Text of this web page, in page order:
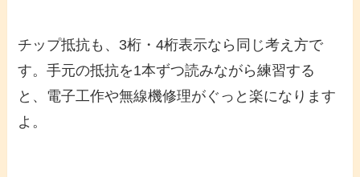
チップ抵抗も、3桁・4桁表示なら同じ考え方で
す。手元の抵抗を1本ずつ読みながら練習する
と、電子工作や無線機修理がぐっと楽になります
よ。